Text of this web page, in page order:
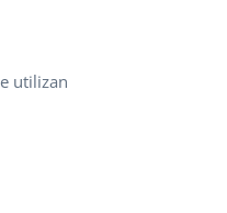
utilizan